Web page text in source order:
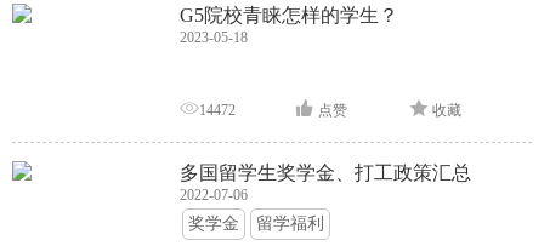
G5院校青睐怎样的学生？
2023-05-18
14472 点赞 收藏
多国留学生奖学金、打工政策汇总
2022-07-06
奖学金 留学福利